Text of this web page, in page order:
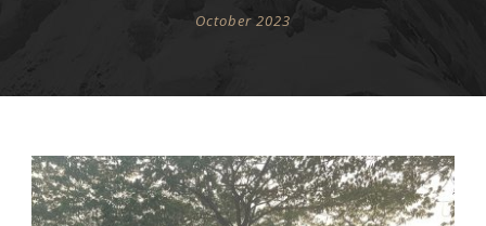
October 2023